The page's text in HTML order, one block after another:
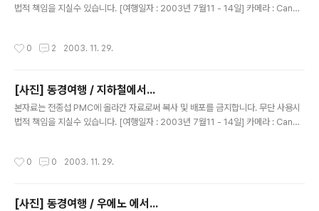
법적 책임을 지실수 있습니다. [여행일자 : 2003년 7월11 - 14일] 카메라 : Canon
0 2 2003. 11. 29.
[사진] 동경여행 / 지하철에서...
본자료는 전종섭 PMC에 올라간 자료로써 복사 및 배포를 금지합니다. 무단 사용시
법적 책임을 지실수 있습니다. [여행일자 : 2003년 7월11 - 14일] 카메라 : Canon
0 0 2003. 11. 29.
[사진] 동경여행 / 우에노 에서...